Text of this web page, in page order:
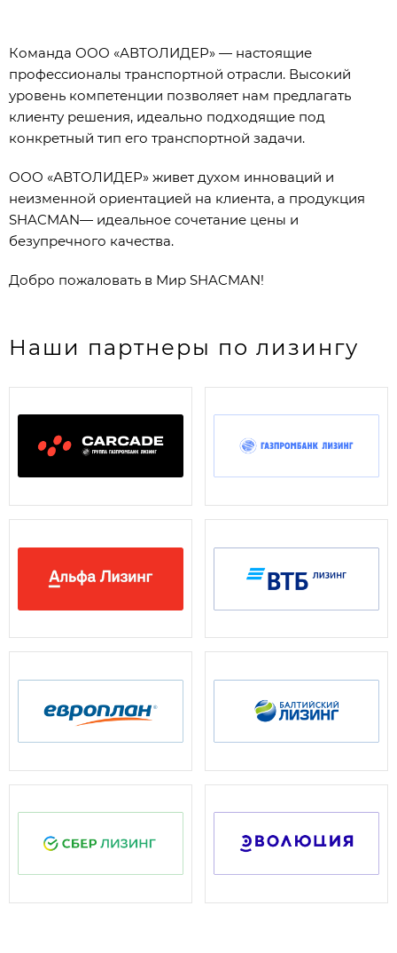
Команда ООО «АВТОЛИДЕР» — настоящие
профессионалы транспортной отрасли. Высокий
уровень компетенции позволяет нам предлагать
клиенту решения, идеально подходящие под
конкретный тип его транспортной задачи.
ООО «АВТОЛИДЕР» живет духом инноваций и
неизменной ориентацией на клиента, а продукция
SHACMAN— идеальное сочетание цены и
безупречного качества.
Добро пожаловать в Мир SHACMAN!
Наши партнеры по лизингу